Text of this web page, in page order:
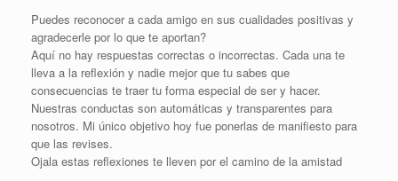
Puedes reconocer a cada amigo en sus cualidades positivas y
agradecerle por lo que te aportan?
Aquí no hay respuestas correctas o incorrectas. Cada una te
lleva a la reflexión y nadie mejor que tu sabes que
consecuencias te traer tu forma especial de ser y hacer.
Nuestras conductas son automáticas y transparentes para
nosotros. Mi único objetivo hoy fue ponerlas de manifiesto para
que las revises.
Ojala estas reflexiones te lleven por el camino de la amistad